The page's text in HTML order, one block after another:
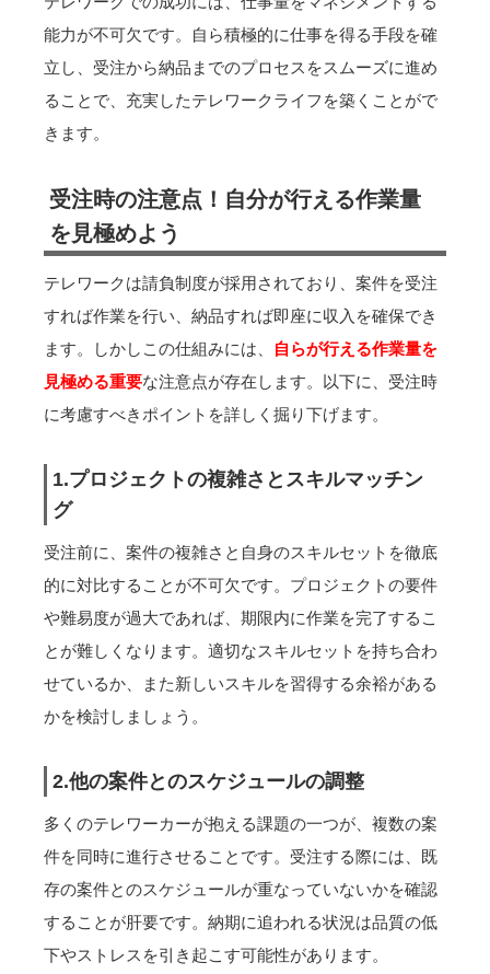
能力が不可欠です。自ら積極的に仕事を得る手段を確
立し、受注から納品までのプロセスをスムーズに進め
ることで、充実したテレワークライフを築くことがで
きます。
受注時の注意点！自分が行える作業量
を見極めよう
テレワークは請負制度が採用されており、案件を受注
すれば作業を行い、納品すれば即座に収入を確保でき
ます。しかしこの仕組みには、
自らが行える作業量を
見極める重要な注意点が存在します。以下に、受注時
に考慮すべきポイントを詳しく掘り下げます。
1.プロジェクトの複雑さとスキルマッチン
グ
受注前に、案件の複雑さと自身のスキルセットを徹底
的に対比することが不可欠です。プロジェクトの要件
や難易度が過大であれば、期限内に作業を完了するこ
とが難しくなります。適切なスキルセットを持ち合わ
せているか、また新しいスキルを習得する余裕がある
かを検討しましょう。
2.他の案件とのスケジュールの調整
多くのテレワーカーが抱える課題の一つが、複数の案
件を同時に進行させることです。受注する際には、既
存の案件とのスケジュールが重なっていないかを確認
することが肝要です。納期に追われる状況は品質の低
下やストレスを引き起こす可能性があります。